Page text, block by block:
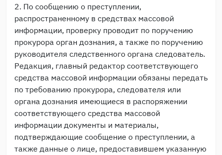
2. По сообщению о преступлении,
распространенному в средствах массовой
информации, проверку проводит по поручению
прокурора орган дознания, а также по поручению
руководителя следственного органа следователь.
Редакция, главный редактор соответствующего
средства массовой информации обязаны передать
по требованию прокурора, следователя или
органа дознания имеющиеся в распоряжении
соответствующего средства массовой
информации документы и материалы,
подтверждающие сообщение о преступлении, а
также данные о лице, предоставившем указанную